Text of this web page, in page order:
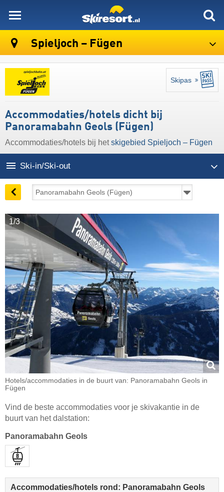
Spieljoch – Fügen
Skipas
Accommodaties/hotels dicht bij
Panoramabahn Geols (Fügen)
Accommodaties/hotels bij hetskigebied Spieljoch – Fügen
Ski-in/Ski-out
1/3
Hotels/accommodaties in de buurt van: Panoramabahn Geols in
Fügen
Vind de beste accommodaties voor je skivakantie in de
buurt van het dalstation:
Panoramabahn Geols
Accommodaties/hotels rond: Panoramabahn Geols